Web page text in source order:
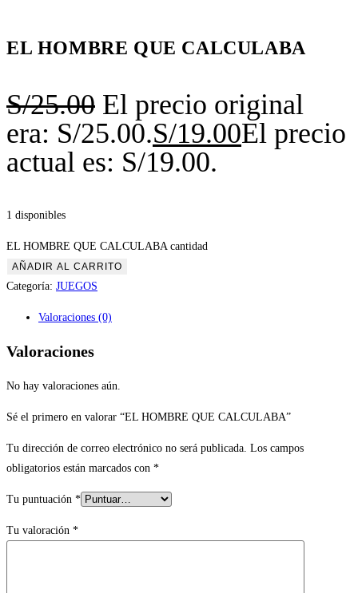
EL HOMBRE QUE CALCULABA
S/25.00 El precio original
era: S/25.00.S/19.00El precio
actual es: S/19.00.
1 disponibles
EL HOMBRE QUE CALCULABA cantidad
AÑADIR AL CARRITO
Categoría: JUEGOS
Valoraciones (0)
Valoraciones
No hay valoraciones aún.
Sé el primero en valorar “EL HOMBRE QUE CALCULABA”
Tu dirección de correo electrónico no será publicada. Los campos
obligatorios están marcados con *
Tu puntuación *
Tu valoración *